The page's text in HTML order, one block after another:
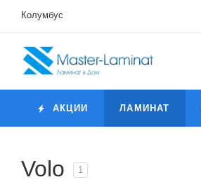
Колумбус
АКЦИИ ЛАМИНАТ
Volo 1